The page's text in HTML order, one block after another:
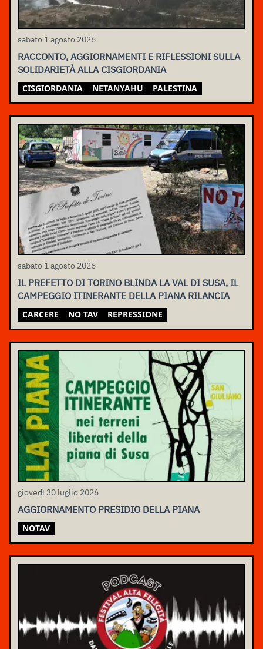
sabato 1 agosto 2026
RACCONTO, AGGIORNAMENTI E RIFLESSIONI SULLA
SOLIDARIETÀ ALLA CISGIORDANIA
CISGIORDANIA NETANYAHU PALESTINA
sabato 1 agosto 2026
IL PREFETTO DI TORINO BLINDA LA VAL DI SUSA, IL
CAMPEGGIO ITINERANTE DELLA PIANA RILANCIA
CARCERE NO TAV REPRESSIONE
giovedì 30 luglio 2026
AGGIORNAMENTO PRESIDIO DELLA PIANA
NOTAV